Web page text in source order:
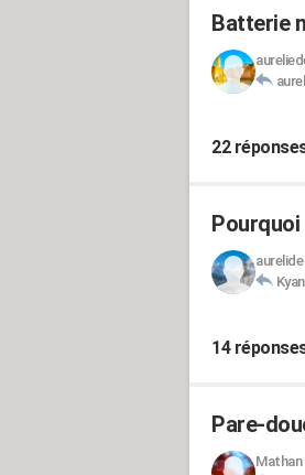
Batterie
22
Pourquoi
aurelide
Kyan
14
Pare-
Mathan